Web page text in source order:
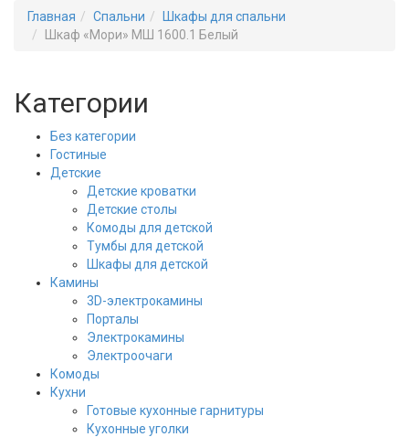
Главная Спальни
Шкафы для спальни
Шкаф «Мори» МШ 1600.1 Белый
Категории
Без категории
Гостиные
Детские
Детские кроватки
Детские столы
Комоды для детской
Тумбы для детской
Шкафы для детской
Камины
3D-электрокамины
Порталы
Электрокамины
Электроочаги
Комоды
Кухни
Готовые кухонные гарнитуры
Кухонные уголки